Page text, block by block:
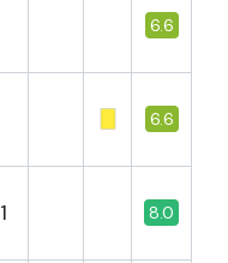
6.6
6.6
1 8.0